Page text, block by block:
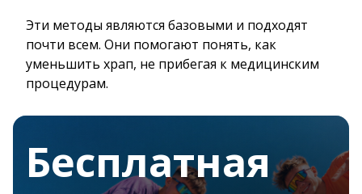
Эти методы являются базовыми и подходят
почти всем. Они помогают понять, как
уменьшить храп, не прибегая к медицинским
процедурам.
Бесплатная